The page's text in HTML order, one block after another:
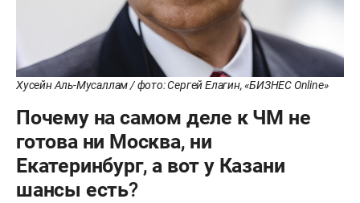
Хусейн Аль-Мусаллам / фото: Сергей Елагин, «БИЗНЕС Online»
Почему на самом деле к ЧМ не
готова ни Москва, ни
Екатеринбург, а вот у Казани
шансы есть?